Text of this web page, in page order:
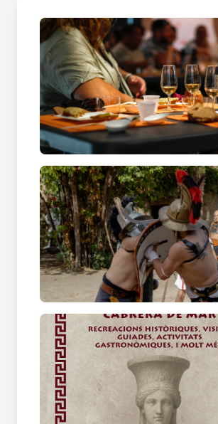
novetat:
Novetats:
· Nou espectacle de titelles adreçat a
familiar.
· Recreacions sobre rituals religiosos
legionaris i gladiadors abans del
· Activitat gastronòmica singular:
· Recreació històrica sobre els
déus de la llar.
· Tallers participatius: aprèn a ser
gladiador.
· Exposició temàtica amb dibuixos
Ilturorealitzats per sketchers.
Activitats que repeteixen per l’èxit
convocatòria:
· Jornada de portes obertes als
(dijous previ al festival).
· Recreacions de legionaris i combats
gladiadors.
· Experiències gastronòmiques
In